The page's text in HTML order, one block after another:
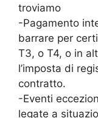
troviamo
-Pagamento
barrare per
T3, o T4, o in
l’imposta di
contratto.
-Eventi
legate a